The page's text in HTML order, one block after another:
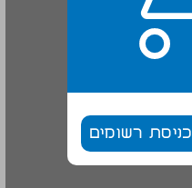
כניסת רשומים